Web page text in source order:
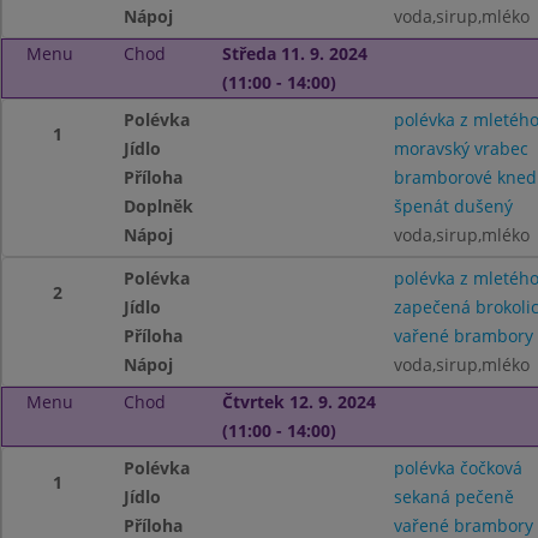
Nápoj
voda,sirup,mléko
Menu
Chod
Středa 11. 9. 2024
(11:00 - 14:00)
1
Polévka
polévka z
Jídlo
moravský vrabec
Příloha
bramborové
Doplněk
špenát dušený
Nápoj
voda,sirup,mléko
2
Polévka
polévka z
Jídlo
zapečená
Příloha
vařené brambory
Nápoj
voda,sirup,mléko
Menu
Chod
Čtvrtek 12. 9. 2024
(11:00 - 14:00)
1
Polévka
polévka čočková
Jídlo
sekaná pečeně
Příloha
vařené brambory